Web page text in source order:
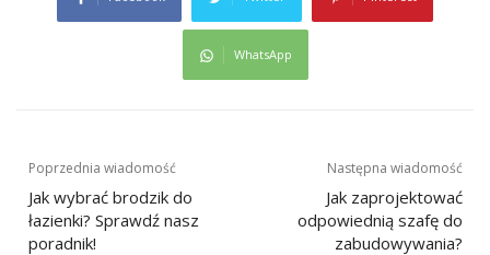
WhatsApp
Nawigacja
wpisu
Poprzednia wiadomość
Jak wybrać brodzik do
łazienki? Sprawdź nasz
poradnik!
Następna wiadomość
Jak zaprojektować
odpowiednią szafę do
zabudowywania?